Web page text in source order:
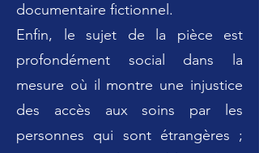
documentaire fictionnel.
Enfin, le sujet de la pièce est
profondément social dans la
mesure où il montre une injustice
des accès aux soins par les
personnes qui sont étrangères ;